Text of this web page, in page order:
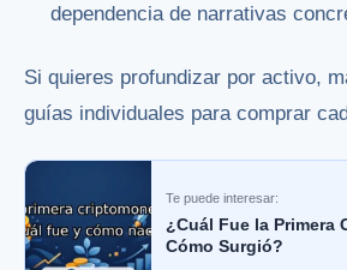
dependencia de narrativas
Si quieres profundizar por activo,
guías individuales para comprar
Te puede interesar:
¿Cuál Fue la Primera
Cómo Surgió?